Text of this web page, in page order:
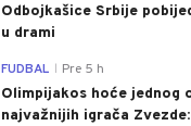
Odbojkašice Srbije
u drami
FUDBAL Pre 5 h
Olimpijakos hoće jednog
najvažnijih igrača Zvezde: